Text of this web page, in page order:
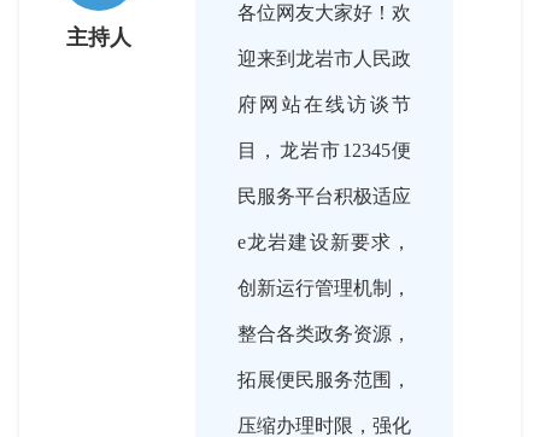
主持人
各位网友大家好！欢
迎来到龙岩市人民政
府网站在线访谈节
目，龙岩市12345便
民服务平台积极适应
e龙岩建设新要求，
创新运行管理机制，
整合各类政务资源，
拓展便民服务范围，
压缩办理时限，强化